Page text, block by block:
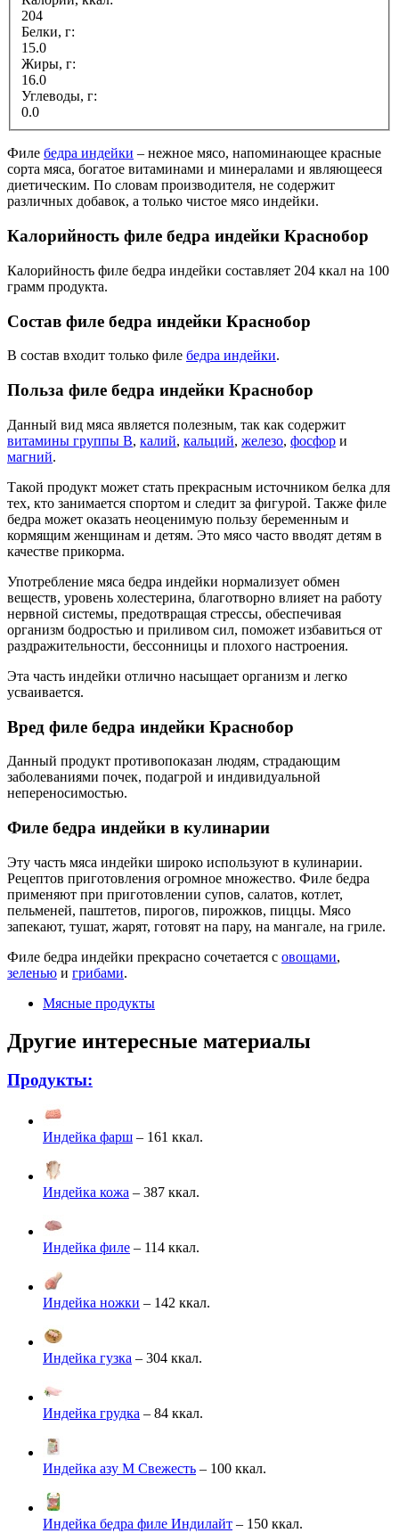
204
Белки, г:
15.0
Жиры, г:
16.0
Углеводы, г:
0.0
Филе бедра индейки – нежное мясо, напоминающее красные
сорта мяса, богатое витаминами и минералами и являющееся
диетическим. По словам производителя, не содержит
различных добавок, а только чистое мясо индейки.
Калорийность филе бедра индейки Краснобор
Калорийность филе бедра индейки составляет 204 ккал на 100
грамм продукта.
Состав филе бедра индейки Краснобор
В состав входит только филе бедра индейки.
Польза филе бедра индейки Краснобор
Данный вид мяса является полезным, так как содержит
витамины группы B, калий, кальций, железо, фосфор и
магний.
Такой продукт может стать прекрасным источником белка для
тех, кто занимается спортом и следит за фигурой. Также филе
бедра может оказать неоценимую пользу беременным и
кормящим женщинам и детям. Это мясо часто вводят детям в
качестве прикорма.
Употребление мяса бедра индейки нормализует обмен
веществ, уровень холестерина, благотворно влияет на работу
нервной системы, предотвращая стрессы, обеспечивая
организм бодростью и приливом сил, поможет избавиться от
раздражительности, бессонницы и плохого настроения.
Эта часть индейки отлично насыщает организм и легко
усваивается.
Вред филе бедра индейки Краснобор
Данный продукт противопоказан людям, страдающим
заболеваниями почек, подагрой и индивидуальной
непереносимостью.
Филе бедра индейки в кулинарии
Эту часть мяса индейки широко используют в кулинарии.
Рецептов приготовления огромное множество. Филе бедра
применяют при приготовлении супов, салатов, котлет,
пельменей, паштетов, пирогов, пирожков, пиццы. Мясо
запекают, тушат, жарят, готовят на пару, на мангале, на гриле.
Филе бедра индейки прекрасно сочетается с овощами,
зеленью и грибами.
Мясные продукты
Другие интересные материалы
Продукты:
Индейка фарш – 161 ккал.
Индейка кожа – 387 ккал.
Индейка филе – 114 ккал.
Индейка ножки – 142 ккал.
Индейка гузка – 304 ккал.
Индейка грудка – 84 ккал.
Индейка азу М Свежесть – 100 ккал.
Индейка бедра филе Индилайт – 150 ккал.